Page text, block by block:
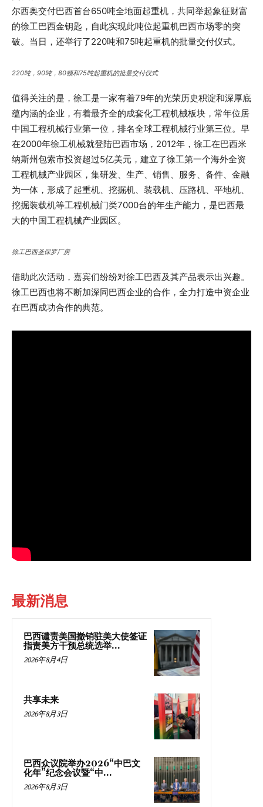
尔西奥交付巴西首台650吨全地面起重机，共同举起象征财富
的徐工巴西金钥匙，自此实现此吨位起重机巴西市场零的突
破。当日，还举行了220吨和75吨起重机的批量交付仪式。
220吨，90吨，80顿和75吨起重机的批量交付仪式
值得关注的是，徐工是一家有着79年的光荣历史积淀和深厚底
蕴内涵的企业，有着最齐全的成套化工程机械板块，常年位居
中国工程机械行业第一位，排名全球工程机械行业第三位。早
在2000年徐工机械就登陆巴西市场，2012年，徐工在巴西米
纳斯州包索市投资超过5亿美元，建立了徐工第一个海外全资
工程机械产业园区，集研发、生产、销售、服务、备件、金融
为一体，形成了起重机、挖掘机、装载机、压路机、平地机、
挖掘装载机等工程机械门类7000台的年生产能力，是巴西最
大的中国工程机械产业园区。
徐工巴西圣保罗厂房
借助此次活动，嘉宾们纷纷对徐工巴西及其产品表示出兴趣。
徐工巴西也将不断加深同巴西企业的合作，全力打造中资企业
在巴西成功合作的典范。
最新消息
巴西谴责美国撤销驻美大使签证
指责美方干预总统选举...
2026年8月4日
共享未来
2026年8月3日
巴西众议院举办2026“中巴文
化年”纪念会议暨“中...
2026年8月3日